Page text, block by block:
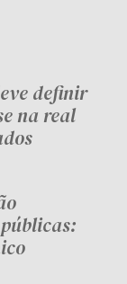
definir
na real